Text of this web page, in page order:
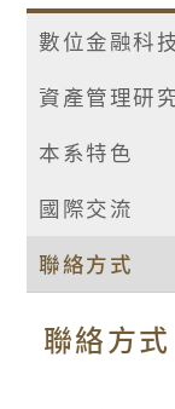
數位金融科
資產管理研
本系特色
國際交流
聯絡方式
聯絡方式